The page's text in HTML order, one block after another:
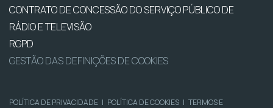
CONTRATO DE CONCESSÃO DO SERVIÇO PÚBLICO DE
RÁDIO E TELEVISÃO
RGPD
GESTÃO DAS DEFINIÇÕES DE COOKIES
POLÍTICA DE PRIVACIDADE | POLÍTICA DE COOKIES | TERMOS E